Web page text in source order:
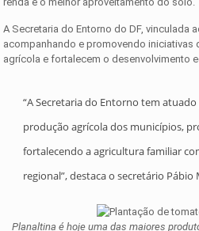
A Secretaria do Entorno do DF, vinculada
acompanhando e promovendo iniciativas
agrícola e fortalecem o desenvolvimento
“A Secretaria do Entorno tem
produção agrícola dos municípios,
fortalecendo a agricultura familiar
regional”, destaca o secretário Pábio
Planaltina é hoje uma das maiores